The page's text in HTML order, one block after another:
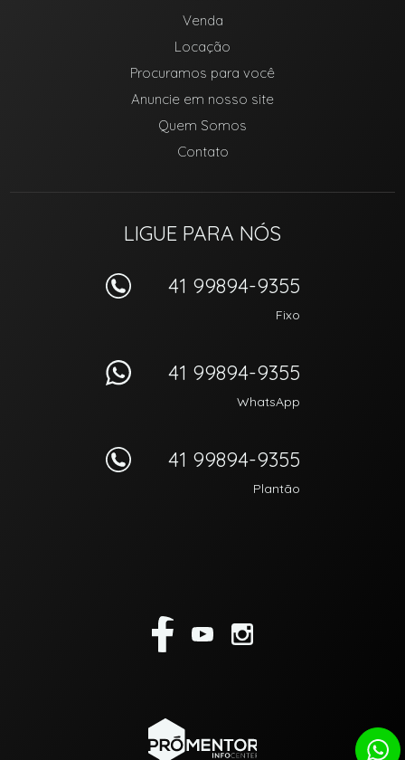
Venda
Locação
Procuramos para você
Anuncie em nosso site
Quem Somos
Contato
LIGUE PARA NÓS
41 99894-9355
Fixo
41 99894-9355
WhatsApp
41 99894-9355
Plantão